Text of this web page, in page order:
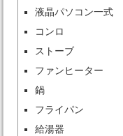
液晶パソコン一式
コンロ
ストーブ
ファンヒーター
鍋
フライパン
給湯器